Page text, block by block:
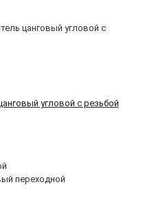
угловой с резьбой